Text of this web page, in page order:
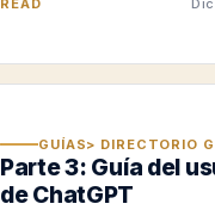
GUÍAS> DIRECTORIO
Parte 3: Guía del
de ChatGPT